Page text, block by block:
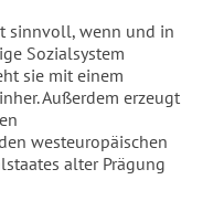
sinnvoll, wenn und in
Sozialsystem
sie mit einem
Außerdem erzeugt
westeuropäischen
alter Prägung